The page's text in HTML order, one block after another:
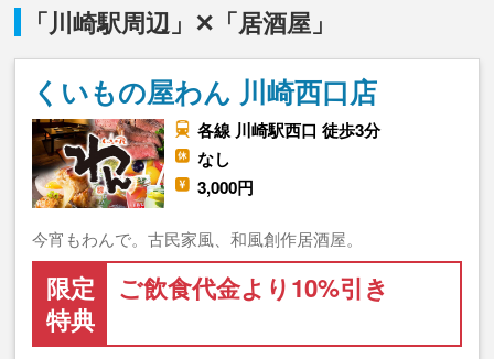
「川崎駅周辺」✕「居酒屋」
くいもの屋わん 川崎西口店
各線 川崎駅西口 徒歩3分
なし
3,000円
今宵もわんで。古民家風、和風創作居酒屋。
限定
特典
ご飲食代金より10%引き